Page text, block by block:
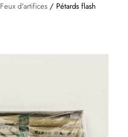
Feux d'artifices / Pétards flash